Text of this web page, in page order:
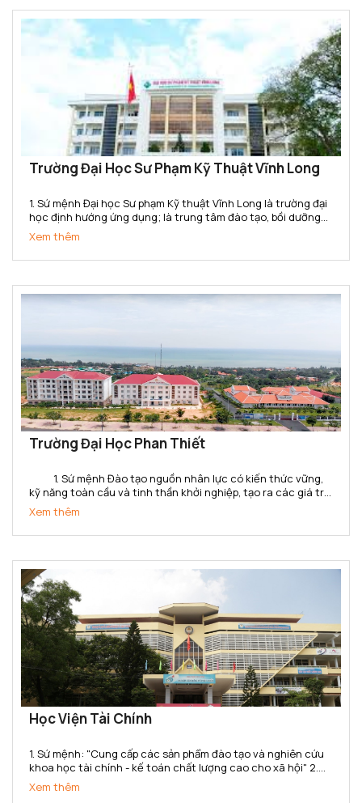
Trường Đại Học Sư Phạm Kỹ Thuật Vĩnh Long
1. Sứ mệnh Đại học Sư phạm Kỹ thuật Vĩnh Long là trường đại
học định hướng ứng dụng; là trung tâm đào tạo, bồi dưỡng
nhà giáo giáo dục nghề nghiệp và cán bộ kỹ thuật đa ngành,
đa bậc; là trung tâm đánh giá kỹ năng nghề,...
Xem thêm
Trường Đại Học Phan Thiết
kỹ năng toàn cầu và tinh thần khởi nghiệp, tạo ra các giá trị
gia tăng cho doanh nghiệp, tổ chức và xã hội ở tỉnh Bình
Thuận và khu vực. Cung cấp các dịch...
Xem thêm
Học Viện Tài Chính
1. Sứ mệnh: "Cung cấp các sản phẩm đào tạo và nghiên cứu
khoa học tài chính - kế toán chất lượng cao cho xã hội" 2.
Tầm nhìn: Đến năm 2020 đạt chuẩn chất lượng khu vực Châu
Á. Thực hiện tốt sứ mệnh cung cấp các sản...
Xem thêm